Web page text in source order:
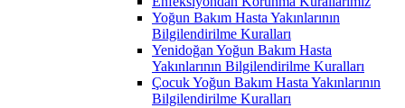
Yoğun Bakım Hasta Yakınlarının
Bilgilendirilme Kuralları
Yenidoğan Yoğun Bakım Hasta
Yakınlarının Bilgilendirilme Kuralları
Çocuk Yoğun Bakım Hasta Yakınlarının
Bilgilendirilme Kuralları